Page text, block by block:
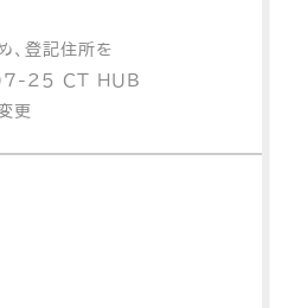
、登記住所を
25 CT HUB
更